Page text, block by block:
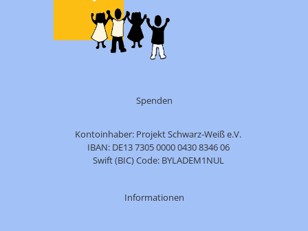
Spenden
Kontoinhaber: Projekt Schwarz-Weiß e.V.
IBAN: DE13 7305 0000 0430 8346 06
Swift (BIC) Code: BYLADEM1NUL
Informationen